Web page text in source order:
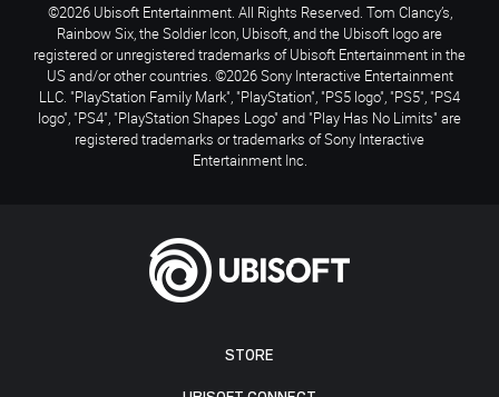
STORE
©2026 Ubisoft Entertainment. All Rights Reserved. Tom Clancy’s,
Rainbow Six, the Soldier Icon, Ubisoft, and the Ubisoft logo are
registered or unregistered trademarks of Ubisoft Entertainment in the
US and/or other countries. ©2026 Sony Interactive Entertainment
LLC. "PlayStation Family Mark", "PlayStation", "PS5 logo", "PS5", "PS4
logo", "PS4", "PlayStation Shapes Logo" and "Play Has No Limits" are
registered trademarks or trademarks of Sony Interactive
Entertainment Inc.